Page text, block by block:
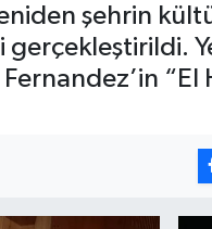
şehrin
“El